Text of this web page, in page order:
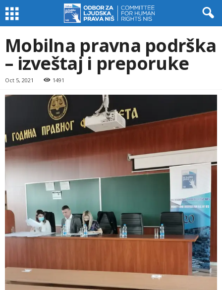
Mobilna pravna podrška
– izveštaj i preporuke
Oct 5, 2021 1491